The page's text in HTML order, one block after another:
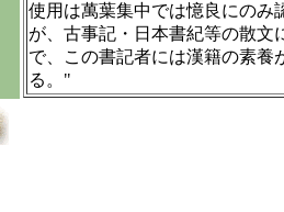
使用は萬葉集中では憶良にのみ
が、古事記・日本書紀等の散文
で、この書記者には漢籍の素養
る。"